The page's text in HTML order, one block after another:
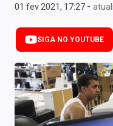
Últimas Notícias
Newsletters
Cotações
Comprar ou vender?
01 fev 2021, 17:27 -
SIGA NO YOUTUBE